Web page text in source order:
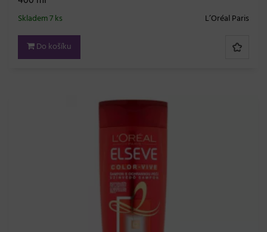
L’Oréal Paris
Skladem 7 ks
Do košíku